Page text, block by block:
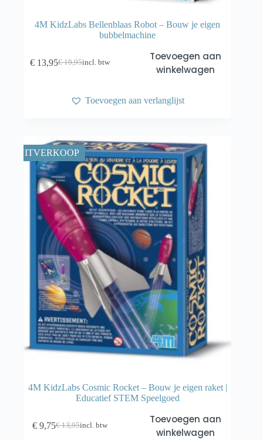
4M KidzLabs Bellenblaas Robot – Bouw je eigen
bubbelmachine
€19,95
Oorspronkelijke
€ 19,95.
€13,95Huidige
€ 13,95.
incl. btw
Toevoegen aan
winkelwagen
Toevoegen aan verlanglijst
UITVERKOOP
4M KidzLabs Cosmic Rocket – Bouw je eigen raket |
Educatief STEM Speelgoed
€13,95
Oorspronkelijke
€9,75Huidigeincl. btw
Toevoegen aan
winkelwagen